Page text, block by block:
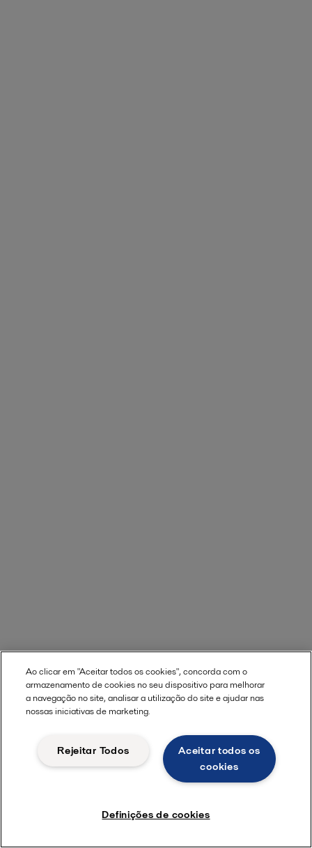
Ao clicar em "Aceitar todos os cookies", concorda com o
armazenamento de cookies no seu dispositivo para melhorar
a navegação no site, analisar a utilização do site e ajudar nas
nossas iniciativas de marketing.
Aceitar todos os
cookies
Rejeitar Todos
Definições de cookies